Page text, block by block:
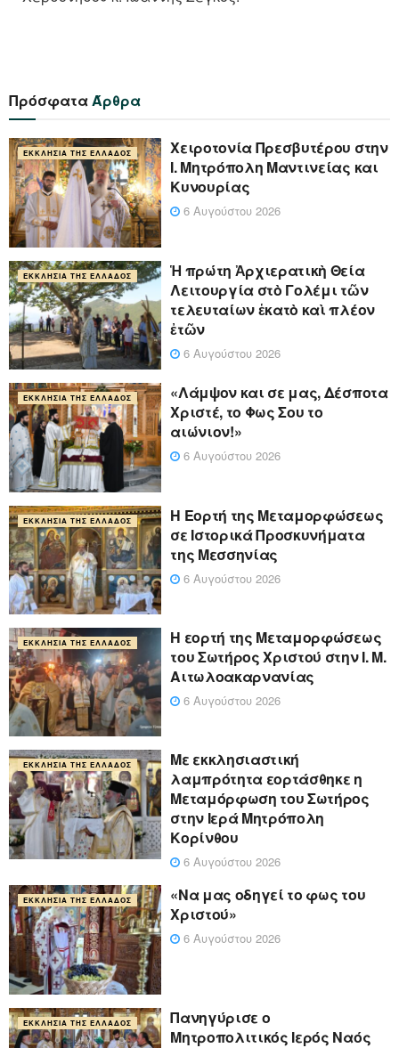
ΠρόσφαταΆρθρα
ΕΚΚΛΗΣΊΑ ΤΗΣ ΕΛΛΆΔΟΣ
Xειροτονία Πρεσβυτέρου στην
Ι. Μητρόπολη Μαντινείας και
Κυνουρίας
6 Αυγούστου 2026
ΕΚΚΛΗΣΊΑ ΤΗΣ ΕΛΛΆΔΟΣ
Ἡ πρώτη Ἀρχιερατικὴ Θεία
Λειτουργία στὸ Γολέμι τῶν
τελευταίων ἑκατὸ καὶ πλέον
ἐτῶν
6 Αυγούστου 2026
ΕΚΚΛΗΣΊΑ ΤΗΣ ΕΛΛΆΔΟΣ
«Λάμψον και σε μας, Δέσποτα
Χριστέ, το Φως Σου το
αιώνιον!»
6 Αυγούστου 2026
ΕΚΚΛΗΣΊΑ ΤΗΣ ΕΛΛΆΔΟΣ
Η Εορτή της Μεταμορφώσεως
σε Ιστορικά Προσκυνήματα
της Μεσσηνίας
6 Αυγούστου 2026
ΕΚΚΛΗΣΊΑ ΤΗΣ ΕΛΛΆΔΟΣ
Η εορτή της Μεταμορφώσεως
του Σωτήρος Χριστού στην Ι. Μ.
Αιτωλοακαρνανίας
6 Αυγούστου 2026
ΕΚΚΛΗΣΊΑ ΤΗΣ ΕΛΛΆΔΟΣ
Με εκκλησιαστική
λαμπρότητα εορτάσθηκε η
Μεταμόρφωση του Σωτήρος
στην Ιερά Μητρόπολη
Κορίνθου
6 Αυγούστου 2026
ΕΚΚΛΗΣΊΑ ΤΗΣ ΕΛΛΆΔΟΣ
«Να μας οδηγεί το φως του
Χριστού»
6 Αυγούστου 2026
ΕΚΚΛΗΣΊΑ ΤΗΣ ΕΛΛΆΔΟΣ
Πανηγύρισε ο
Μητροπολιτικός Ιερός Ναός